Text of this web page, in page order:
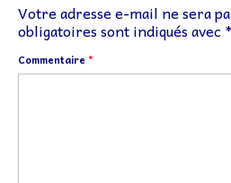
Votre adresse e-mail ne sera
obligatoires sont indiqués avec *
Commentaire *